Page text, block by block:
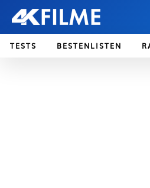
TESTS BESTENLISTEN